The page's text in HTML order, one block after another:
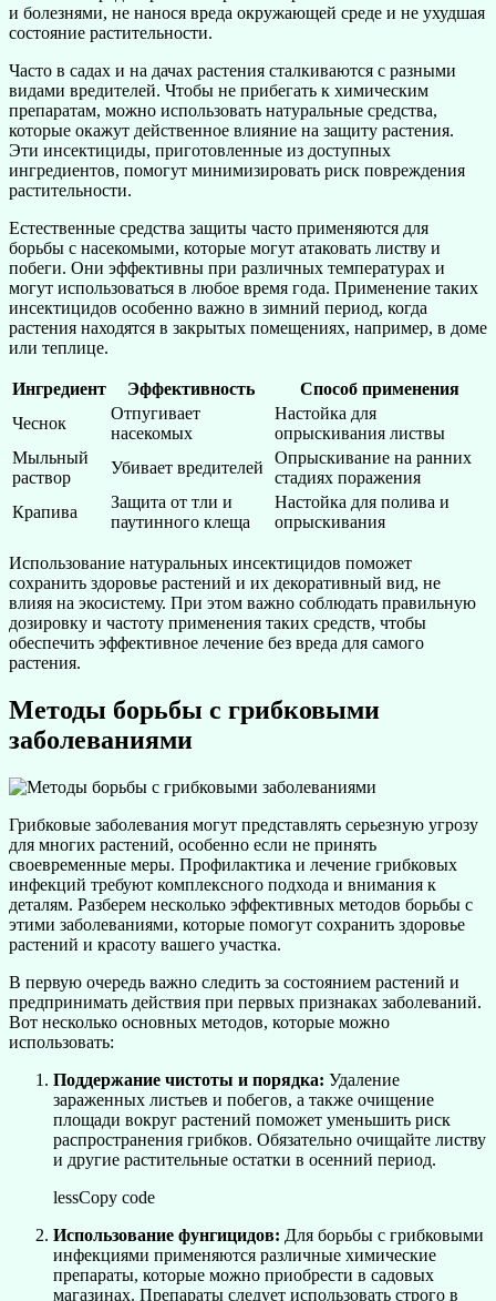
и болезнями, не нанося вреда окружающей среде и не ухудшая
состояние растительности.
Часто в садах и на дачах растения сталкиваются с разными
видами вредителей. Чтобы не прибегать к химическим
препаратам, можно использовать натуральные средства,
которые окажут действенное влияние на защиту растения.
Эти инсектициды, приготовленные из доступных
ингредиентов, помогут минимизировать риск повреждения
растительности.
Естественные средства защиты часто применяются для
борьбы с насекомыми, которые могут атаковать листву и
побеги. Они эффективны при различных температурах и
могут использоваться в любое время года. Применение таких
инсектицидов особенно важно в зимний период, когда
растения находятся в закрытых помещениях, например, в доме
или теплице.
Ингредиент Эффективность
Способ применения
Чеснок
Отпугивает
насекомых
Настойка для
опрыскивания листвы
Мыльный
раствор
Убивает вредителей
Опрыскивание на ранних
стадиях поражения
Крапива
Защита от тли и
паутинного клеща
Настойка для полива и
опрыскивания
Использование натуральных инсектицидов поможет
сохранить здоровье растений и их декоративный вид, не
влияя на экосистему. При этом важно соблюдать правильную
дозировку и частоту применения таких средств, чтобы
обеспечить эффективное лечение без вреда для самого
растения.
Методы борьбы с грибковыми
заболеваниями
Грибковые заболевания могут представлять серьезную угрозу
для многих растений, особенно если не принять
своевременные меры. Профилактика и лечение грибковых
инфекций требуют комплексного подхода и внимания к
деталям. Разберем несколько эффективных методов борьбы с
этими заболеваниями, которые помогут сохранить здоровье
растений и красоту вашего участка.
В первую очередь важно следить за состоянием растений и
предпринимать действия при первых признаках заболеваний.
Вот несколько основных методов, которые можно
использовать:
Поддержание чистоты и порядка: Удаление
зараженных листьев и побегов, а также очищение
площади вокруг растений поможет уменьшить риск
распространения грибков. Обязательно очищайте листву
и другие растительные остатки в осенний период.
lessCopy code
Использование фунгицидов: Для борьбы с грибковыми
инфекциями применяются различные химические
препараты, которые можно приобрести в садовых
магазинах. Препараты следует использовать строго в